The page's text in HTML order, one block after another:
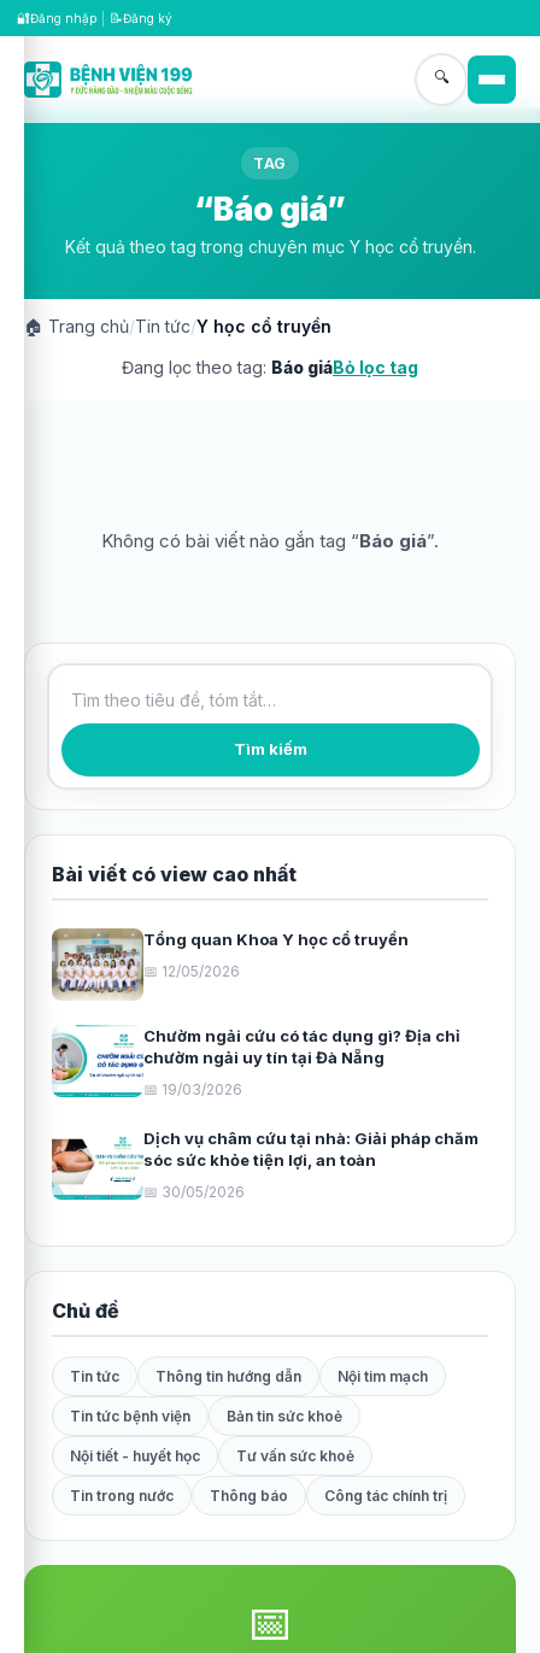
🔐Đăng nhập 📝Đăng ký
🔍
TAG
“Báo giá”
Kết quả theo tag trong chuyên mục Y học cổ truyền.
🏠 Trang chủ/Tin tức/Y học cổ truyền
Đang lọc theo tag: Báo giáBỏ lọc tag
Không có bài viết nào gắn tag “Báo giá”.
Tìm kiếm bài viết Tìm kiếm
Bài viết có view cao nhất
Tổng quan Khoa Y học cổ truyền
📅 12/05/2026
Chườm ngải cứu có tác dụng gì? Địa chỉ
chườm ngải uy tín tại Đà Nẵng
📅 19/03/2026
Dịch vụ châm cứu tại nhà: Giải pháp chăm
sóc sức khỏe tiện lợi, an toàn
📅 30/05/2026
Chủ đề
Tin tức Thông tin hướng dẫn Nội tim mạch
Tin tức bệnh viện Bản tin sức khoẻ
Nội tiết - huyết học Tư vấn sức khoẻ
Tin trong nước Thông báo Công tác chính trị
📅